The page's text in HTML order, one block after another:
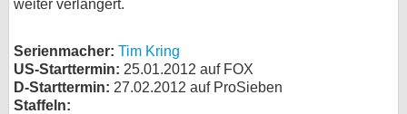
weiter verlängert.
Serienmacher: Tim Kring
US-Starttermin: 25.01.2012 auf FOX
D-Starttermin: 27.02.2012 auf ProSieben
Staffeln:
Nutzungsbedingungen